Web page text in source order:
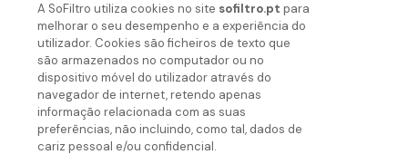
A SoFiltro utiliza cookies no site sofiltro.pt para
melhorar o seu desempenho e a experiência do
utilizador. Cookies são ficheiros de texto que
são armazenados no computador ou no
dispositivo móvel do utilizador através do
navegador de internet, retendo apenas
informação relacionada com as suas
preferências, não incluindo, como tal, dados de
cariz pessoal e/ou confidencial.